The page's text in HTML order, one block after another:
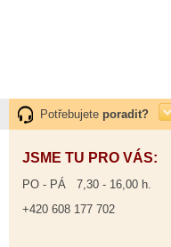
Potřebujete poradit?
JSME TU PRO VÁS:
PO - PÁ 7,30 - 16,00 h.
+420 608 177 702